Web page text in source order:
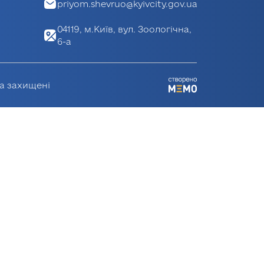
priyom.shevruo@kyivcity.gov.ua
04119, м.Київ, вул. Зоологічна,
6-а
захищені